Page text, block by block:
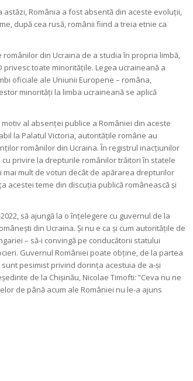
România a fost absentă din aceste evoluții,
după cea rusă, românii fiind a treia etnie ca
din Ucraina de a studia în propria limbă,
toate minoritățile. Legea ucraineană a
oficiale ale Uniunii Europene – româna,
minorități la limba ucraineană se aplică
al absenței publice a României din aceste
la Palatul Victoria, autoritățile române au
românilor din Ucraina. În registrul inacțiunilor
privire la drepturile românilor trăitori în statele
mult de voturi decât de apărarea drepturilor
acestei teme din discuția publică românească și
să ajungă la o înțelegere cu guvernul de la
din Ucraina. Și nu e ca și cum autoritățile de
– să-i convingă pe conducătorii statului
Guvernul României poate obține, de la partea
pesimist privind dorința acestuia de a-și
de la Chișinău, Nicolae Timofti: ”Ceva nu ne
de până acum ale României nu le-a ajuns